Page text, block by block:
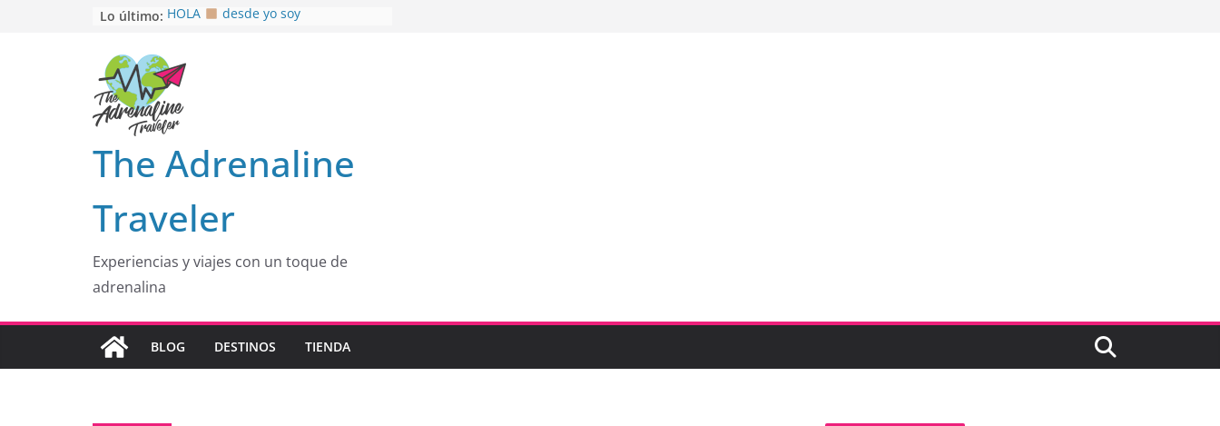
Lo último: HOLA
desde yo soy
EL SENDERO DEL CACAO: Excelente
opción
HOSPEDAJE AL NATURALSHH !!
En
MULITO!
The Adrenaline
Traveler
Experiencias y viajes con un toque de
adrenalina
BLOG DESTINOS TIENDA